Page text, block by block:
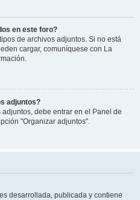
en este foro?
de archivos adjuntos. Si no está
cargar, comuníquese con La
adjuntos?
debe entrar en el Panel de
"Organizar adjuntos".
desarrollada, publicada y contiene